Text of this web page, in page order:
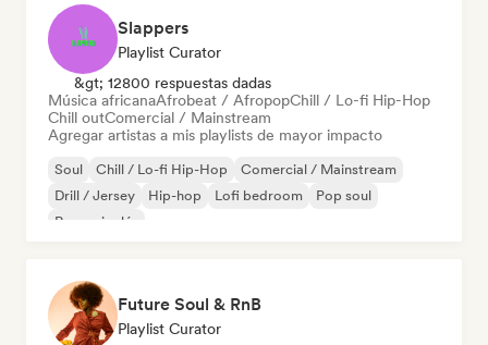
Slappers
Playlist Curator
&gt; 12800 respuestas dadas
Música africanaAfrobeat / AfropopChill / Lo-fi Hip-Hop
Chill outComercial / Mainstream
Agregar artistas a mis playlists de mayor impacto
Soul Chill / Lo-fi Hip-Hop
Comercial / Mainstream
Drill / Jersey
Hip-hop Lofi bedroom
Pop soul
Rap en inglés
Future Soul & RnB
Playlist Curator